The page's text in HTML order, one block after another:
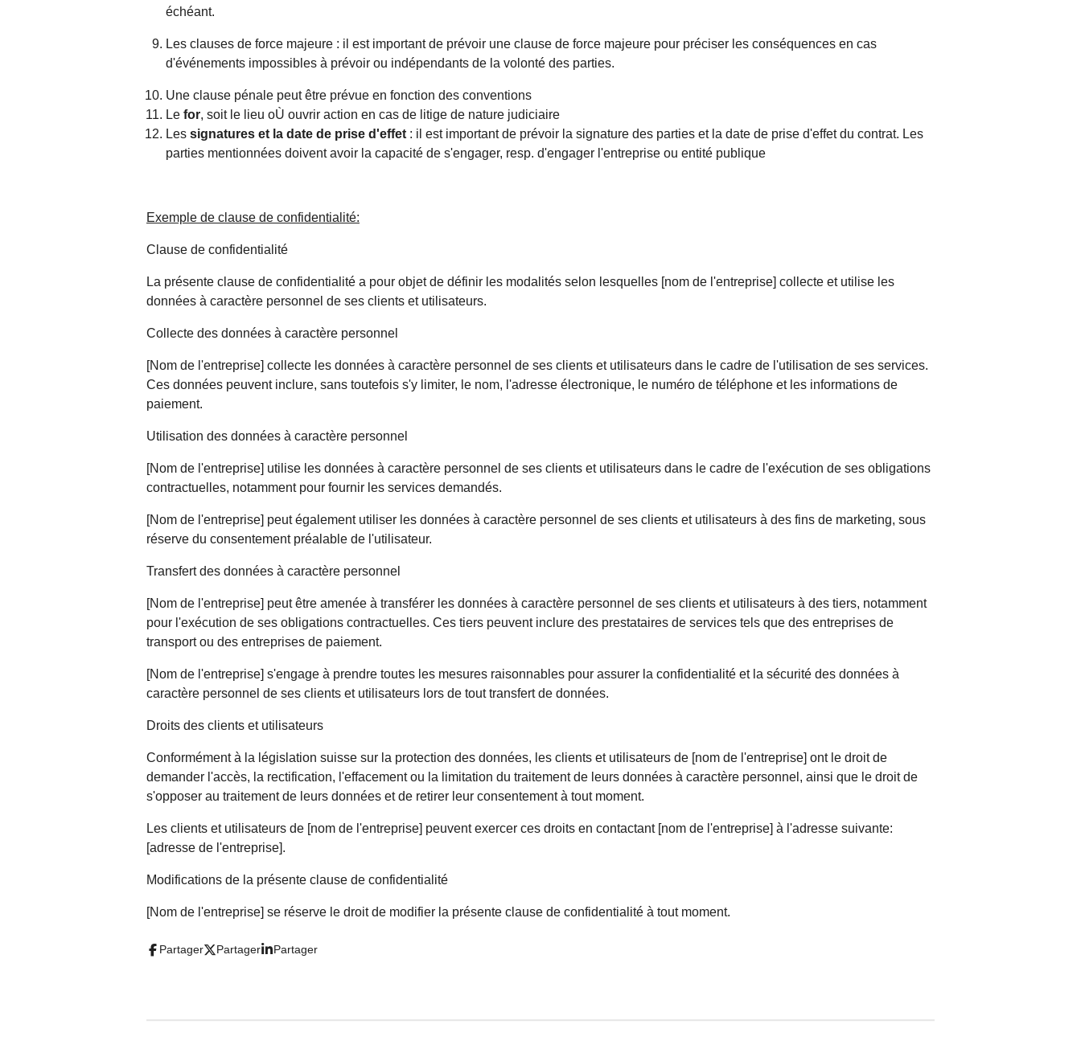
échéant.
Les clauses de force majeure : il est important de prévoir une clause de force majeure pour préciser les conséquences en cas
d'événements impossibles à prévoir ou indépendants de la volonté des parties.
Une clause pénale peut être prévue en fonction des conventions
Le for, soit le lieu oÙ ouvrir action en cas de litige de nature judiciaire
Les signatures et la date de prise d'effet : il est important de prévoir la signature des parties et la date de prise d'effet du contrat. Les
parties mentionnées doivent avoir la capacité de s'engager, resp. d'engager l'entreprise ou entité publique
Exemple de clause de confidentialité:
Clause de confidentialité
La présente clause de confidentialité a pour objet de définir les modalités selon lesquelles [nom de l'entreprise] collecte et utilise les
données à caractère personnel de ses clients et utilisateurs.
Collecte des données à caractère personnel
[Nom de l'entreprise] collecte les données à caractère personnel de ses clients et utilisateurs dans le cadre de l'utilisation de ses services.
Ces données peuvent inclure, sans toutefois s'y limiter, le nom, l'adresse électronique, le numéro de téléphone et les informations de
paiement.
Utilisation des données à caractère personnel
[Nom de l'entreprise] utilise les données à caractère personnel de ses clients et utilisateurs dans le cadre de l'exécution de ses obligations
contractuelles, notamment pour fournir les services demandés.
[Nom de l'entreprise] peut également utiliser les données à caractère personnel de ses clients et utilisateurs à des fins de marketing, sous
réserve du consentement préalable de l'utilisateur.
Transfert des données à caractère personnel
[Nom de l'entreprise] peut être amenée à transférer les données à caractère personnel de ses clients et utilisateurs à des tiers, notamment
pour l'exécution de ses obligations contractuelles. Ces tiers peuvent inclure des prestataires de services tels que des entreprises de
transport ou des entreprises de paiement.
[Nom de l'entreprise] s'engage à prendre toutes les mesures raisonnables pour assurer la confidentialité et la sécurité des données à
caractère personnel de ses clients et utilisateurs lors de tout transfert de données.
Droits des clients et utilisateurs
Conformément à la législation suisse sur la protection des données, les clients et utilisateurs de [nom de l'entreprise] ont le droit de
demander l'accès, la rectification, l'effacement ou la limitation du traitement de leurs données à caractère personnel, ainsi que le droit de
s'opposer au traitement de leurs données et de retirer leur consentement à tout moment.
Les clients et utilisateurs de [nom de l'entreprise] peuvent exercer ces droits en contactant [nom de l'entreprise] à l'adresse suivante:
[adresse de l'entreprise].
Modifications de la présente clause de confidentialité
[Nom de l'entreprise] se réserve le droit de modifier la présente clause de confidentialité à tout moment.
Partager Partager Partager